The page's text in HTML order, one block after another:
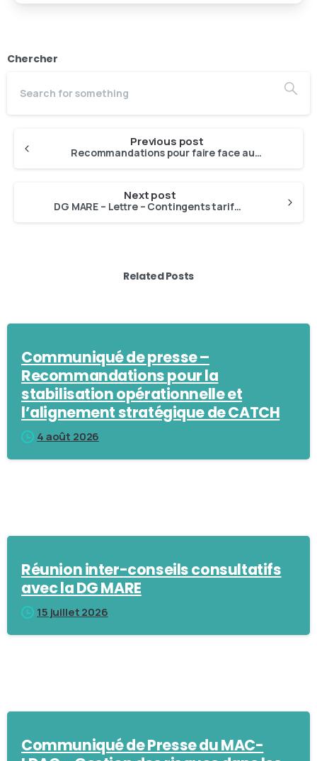
Chercher
Previous post
Recommandations pour faire face aux perturbations du marché des produits de la pêche et de l’aquaculture dues à l’invasion russe de l’Ukraine
Next post
DG MARE – Lettre – Contingents tarifaires autonomes de l’UE
Related Posts
Communiqué de presse –
Recommandations pour la
stabilisation opérationnelle et
l’alignement stratégique de CATCH
4 août 2026
Réunion inter-conseils consultatifs
avec la DG MARE
15 juillet 2026
Communiqué de Presse du MAC-